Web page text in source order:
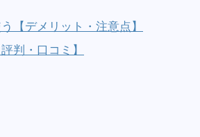
【デメリット・注意点】
判・口コミ】